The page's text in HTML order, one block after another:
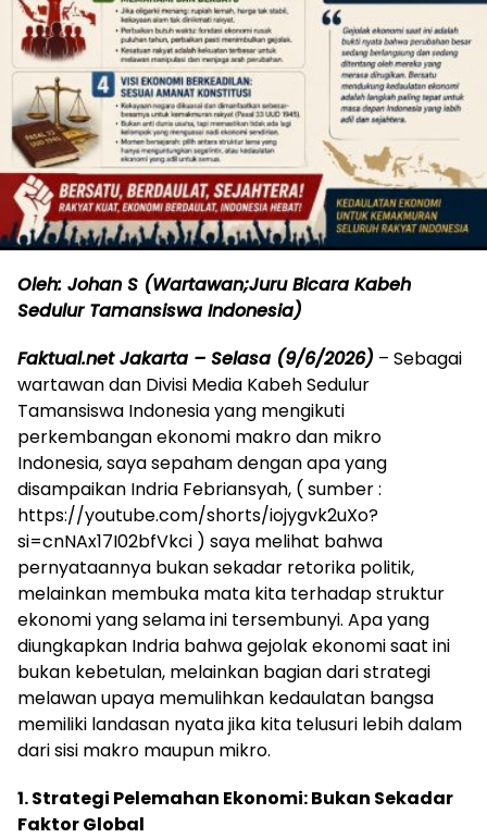
Oleh: Johan S (Wartawan;Juru Bicara Kabeh
Sedulur Tamansiswa Indonesia)
Faktual.net Jakarta – Selasa (9/6/2026) – Sebagai
wartawan dan Divisi Media Kabeh Sedulur
Tamansiswa Indonesia yang mengikuti
perkembangan ekonomi makro dan mikro
Indonesia, saya sepaham dengan apa yang
disampaikan Indria Febriansyah, ( sumber :
https://youtube.com/shorts/iojygvk2uXo?
si=cnNAx17I02bfVkci ) saya melihat bahwa
pernyataannya bukan sekadar retorika politik,
melainkan membuka mata kita terhadap struktur
ekonomi yang selama ini tersembunyi. Apa yang
diungkapkan Indria bahwa gejolak ekonomi saat ini
bukan kebetulan, melainkan bagian dari strategi
melawan upaya memulihkan kedaulatan bangsa
memiliki landasan nyata jika kita telusuri lebih dalam
dari sisi makro maupun mikro.
1. Strategi Pelemahan Ekonomi: Bukan Sekadar
Faktor Global